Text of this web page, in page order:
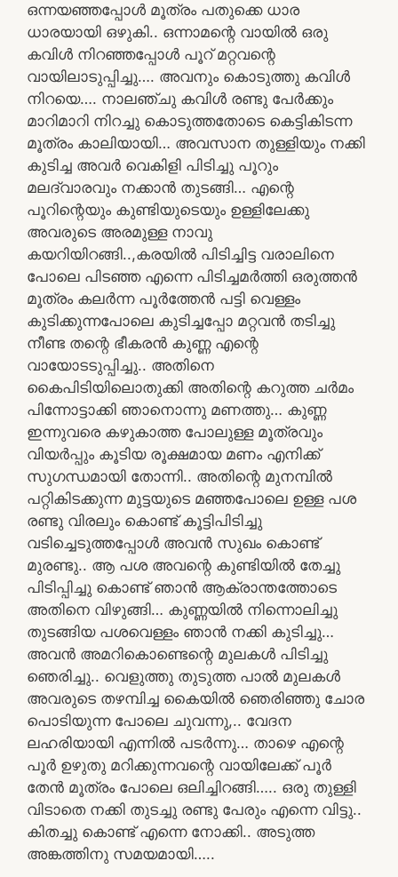
ഒന്നയഞ്ഞപ്പോൾ മൂത്രം പതുക്കെ ധാര
ധാരയായി ഒഴുകി.. ഒന്നാമന്റെ വായിൽ ഒരു
കവിൾ നിറഞ്ഞപ്പോൾ പൂറ് മറ്റവന്റെ
വായിലാടുപ്പിച്ചു…. അവനും കൊടുത്തു കവിൾ
നിറയെ…. നാലഞ്ചു കവിൾ രണ്ടു പേർക്കും
മാറിമാറി നിറച്ചു കൊടുത്തതോടെ കെട്ടികിടന്ന
മൂത്രം കാലിയായി… അവസാന തുള്ളിയും നക്കി
കുടിച്ച അവർ വെകിളി പിടിച്ചു പൂറും
മലദ്വാരവും നക്കാൻ തുടങ്ങി… എന്റെ
പൂറിന്റെയും കുണ്ടിയുടെയും ഉള്ളിലേക്കു
അവരുടെ അരമുള്ള നാവു
കയറിയിറങ്ങി..,കരയിൽ പിടിച്ചിട്ട വരാലിനെ
പോലെ പിടഞ്ഞ എന്നെ പിടിച്ചമർത്തി ഒരുത്തൻ
മൂത്രം കലർന്ന പൂർത്തേൻ പട്ടി വെള്ളം
കുടിക്കുന്നപോലെ കുടിച്ചപ്പോ മറ്റവൻ തടിച്ചു
നീണ്ട തന്റെ ഭീകരൻ കുണ്ണ എന്റെ
വായോടടുപ്പിച്ചു.. അതിനെ
കൈപിടിയിലൊതുക്കി അതിന്റെ കറുത്ത ചർമം
പിന്നോട്ടാക്കി ഞാനൊന്നു മണത്തു… കുണ്ണ
ഇന്നുവരെ കഴുകാത്ത പോലുള്ള മൂത്രവും
വിയർപ്പും കൂടിയ രൂക്ഷമായ മണം എനിക്ക്
സുഗന്ധമായി തോന്നി.. അതിന്റെ മുനമ്പിൽ
പറ്റികിടക്കുന്ന മുട്ടയുടെ മഞ്ഞപോലെ ഉള്ള പശ
രണ്ടു വിരലും കൊണ്ട് കൂട്ടിപിടിച്ചു
വടിച്ചെടുത്തപ്പോൾ അവൻ സുഖം കൊണ്ട്
മുരണ്ടു.. ആ പശ അവന്റെ കുണ്ടിയിൽ തേച്ചു
പിടിപ്പിച്ചു കൊണ്ട് ഞാൻ ആക്രാന്തത്തോടെ
അതിനെ വിഴുങ്ങി… കുണ്ണയിൽ നിന്നൊലിച്ചു
തുടങ്ങിയ പശവെള്ളം ഞാൻ നക്കി കുടിച്ചു…
അവൻ അമറികൊണ്ടെന്റെ മുലകൾ പിടിച്ചു
ഞെരിച്ചു.. വെളുത്തു തുടുത്ത പാൽ മുലകൾ
അവരുടെ തഴമ്പിച്ച കൈയിൽ ഞെരിഞ്ഞു ചോര
പൊടിയുന്ന പോലെ ചുവന്നു,.. വേദന
ലഹരിയായി എന്നിൽ പടർന്നു… താഴെ എന്റെ
പൂർ ഉഴുതു മറിക്കുന്നവന്റെ വായിലേക്ക് പൂർ
തേൻ മൂത്രം പോലെ ഒലിച്ചിറങ്ങി….. ഒരു തുള്ളി
വിടാതെ നക്കി തുടച്ചു രണ്ടു പേരും എന്നെ വിട്ടു..
കിതച്ചു കൊണ്ട് എന്നെ നോക്കി.. അടുത്ത
അങ്കത്തിനു സമയമായി…..